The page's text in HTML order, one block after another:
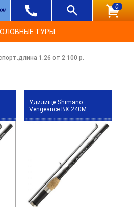
0
ТУРЫ
1.26 от 2 100 р.
Удилище Shimano
Vengeance BX 240M